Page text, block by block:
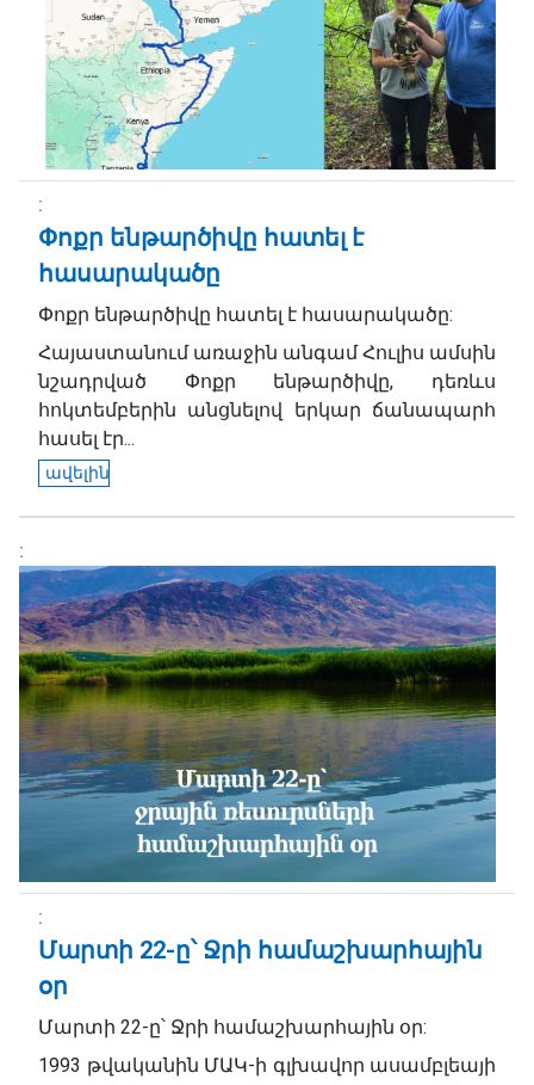
Փոքր ենթարծիվը հատել է
հասարակածը
Փոքր ենթարծիվը հատել է հասարակածը:
Հայաստանում առաջին անգամ Հուլիս ամսին
նշադրված Փոքր ենթարծիվը, դեռևս
հոկտեմբերին անցնելով երկար ճանապարհ
հասել էր...
ավելին
Մարտի 22-ը՝ Ջրի համաշխարհային
օր
Մարտի 22-ը՝ Ջրի համաշխարհային օր:
1993 թվականին ՄԱԿ-ի գլխավոր ասամբլեայի